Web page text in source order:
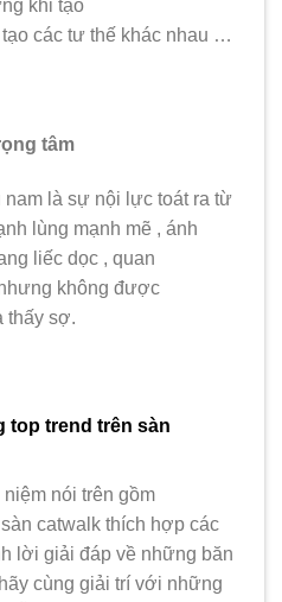
khi tạo
các tư thế khác nhau …
tâm
là sự nội lực toát ra từ
lùng mạnh mẽ , ánh
liếc dọc , quan
không được
thấy sợ.
top trend trên sàn
nói trên gồm
catwalk thích hợp các
lời giải đáp về những băn
cùng giải trí với những